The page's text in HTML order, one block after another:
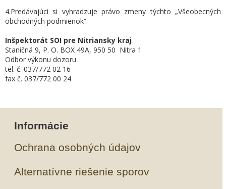
4.Predávajúci si vyhradzuje právo zmeny týchto „Všeobecných
obchodných podmienok“.
Inšpektorát SOI pre Nitriansky kraj
Staničná 9, P. O. BOX 49A, 950 50 Nitra 1
Odbor výkonu dozoru
tel. č. 037/772 02 16
fax č. 037/772 00 24
Informácie
Ochrana osobných údajov
Alternatívne riešenie sporov